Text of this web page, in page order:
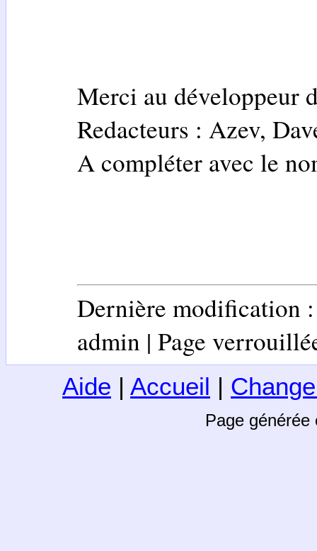
Merci au développeur
Redacteurs : Azev,
A compléter avec le
Dernière modification
admin | Page
Aide | Accueil |
Page générée